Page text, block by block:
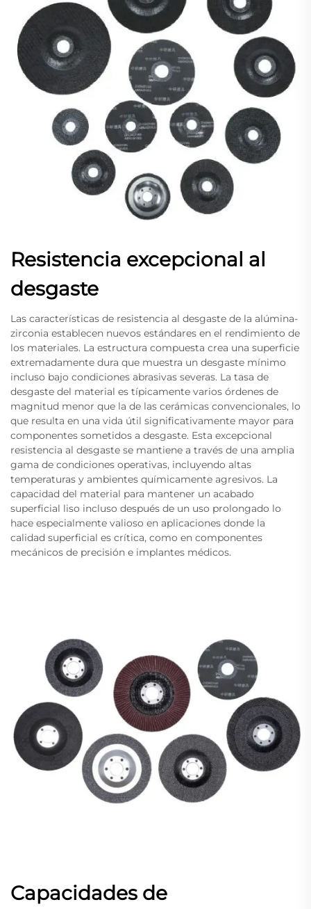
Resistencia excepcional al
desgaste
Las características de resistencia al desgaste de la alúmina-
zirconia establecen nuevos estándares en el rendimiento de
los materiales. La estructura compuesta crea una superficie
extremadamente dura que muestra un desgaste mínimo
incluso bajo condiciones abrasivas severas. La tasa de
desgaste del material es típicamente varios órdenes de
magnitud menor que la de las cerámicas convencionales, lo
que resulta en una vida útil significativamente mayor para
componentes sometidos a desgaste. Esta excepcional
resistencia al desgaste se mantiene a través de una amplia
gama de condiciones operativas, incluyendo altas
temperaturas y ambientes químicamente agresivos. La
capacidad del material para mantener un acabado
superficial liso incluso después de un uso prolongado lo
hace especialmente valioso en aplicaciones donde la
calidad superficial es crítica, como en componentes
mecánicos de precisión e implantes médicos.
Capacidades de